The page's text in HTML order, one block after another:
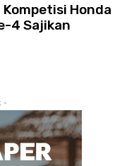
Kompetisi Honda
4 Sajikan
-